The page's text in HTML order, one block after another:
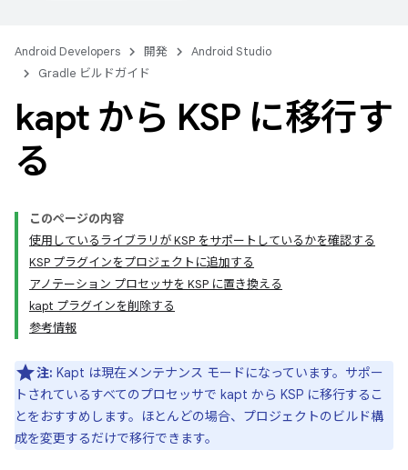
Android Developers 開発
Android Studio
Gradle ビルドガイド
kapt から KSP に移行す
る
このページの内容
使用しているライブラリが KSP をサポートしているかを確認する
KSP プラグインをプロジェクトに追加する
アノテーション プロセッサを KSP に置き換える
kapt プラグインを削除する
参考情報
注: Kapt は現在メンテナンス モードになっています。サポー
トされているすべてのプロセッサで kapt から KSP に移行するこ
とをおすすめします。ほとんどの場合、プロジェクトのビルド構
成を変更するだけで移行できます。